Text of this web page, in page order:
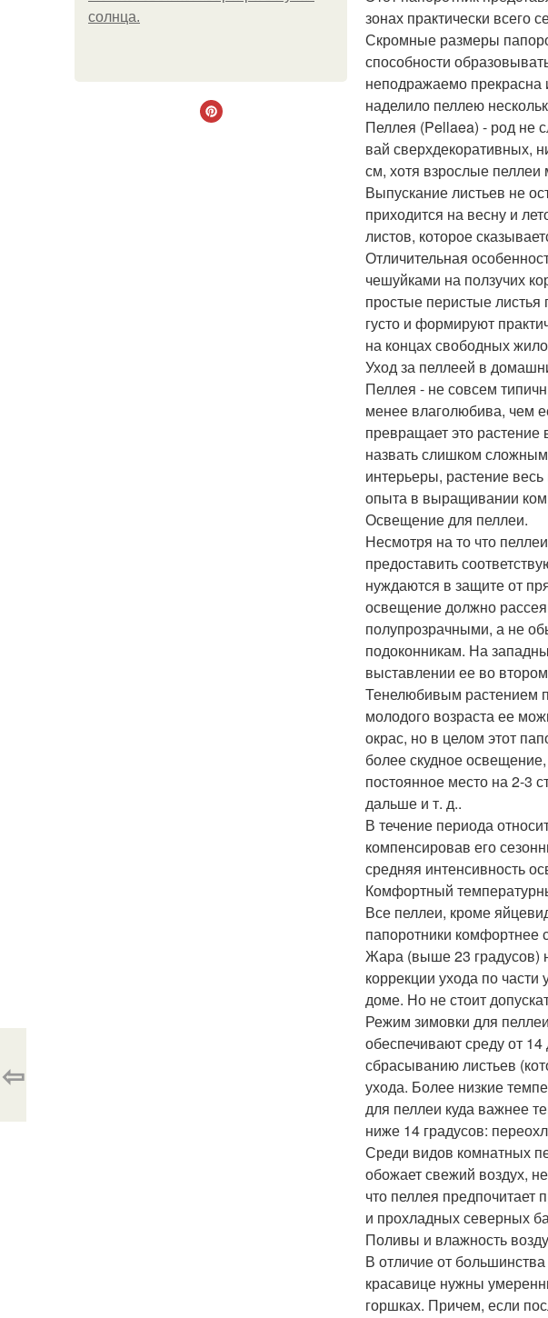
солнца.
зонах практически всего
Скромные размеры
способности
неподражаемо прекрасна
наделило пеллею
Пеллея (Pellaea) - род не
вай сверхдекоративных,
см, хотя взрослые пеллеи
Выпускание листьев не
приходится на весну и
листов, которое
Отличительная
чешуйками на ползучих
простые перистые листья
густо и формируют
на концах свободных
Уход за пеллеей в
Пеллея - не совсем
менее влаголюбива, чем
превращает это
назвать слишком
интерьеры, растение
опыта в выращивании
Освещение для пеллеи.
Несмотря на то что
предоставить
нуждаются в защите от
освещение должно
полупрозрачными, а не
подоконникам. На
выставлении ее во
Тенелюбивым растением
молодого возраста ее
окрас, но в целом этот
более скудное
постоянное место на 2-3
дальше и т. д..
В течение периода
компенсировав его
средняя интенсивность
Комфортный
Все пеллеи, кроме
папоротники комфортнее
Жара (выше 23 градусов)
коррекции ухода по
доме. Но не стоит
Режим зимовки для
обеспечивают среду от
сбрасыванию листьев
ухода. Более низкие
для пеллеи куда важнее
ниже 14 градусов:
Среди видов комнатных
обожает свежий воздух,
что пеллея
и прохладных северных
Поливы и влажность
В отличие от
красавице нужны
горшках. Причем, если
⇦